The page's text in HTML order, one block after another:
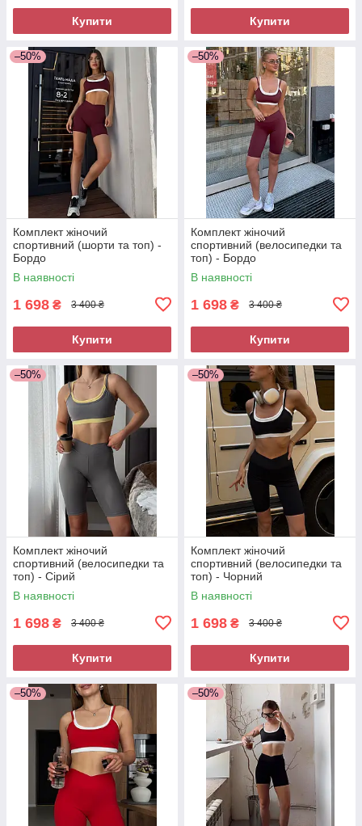
Купити Купити
–50%
Комплект жіночий
спортивний (шорти та топ) -
Бордо
В наявності
1 698 ₴ 3 400 ₴
Купити
–50%
Комплект жіночий
спортивний (велосипедки та
топ) - Бордо
В наявності
1 698 ₴ 3 400 ₴
Купити
–50%
Комплект жіночий
спортивний (велосипедки та
топ) - Сірий
В наявності
1 698 ₴ 3 400 ₴
Купити
–50%
Комплект жіночий
спортивний (велосипедки та
топ) - Чорний
В наявності
1 698 ₴ 3 400 ₴
Купити
–50% –50%